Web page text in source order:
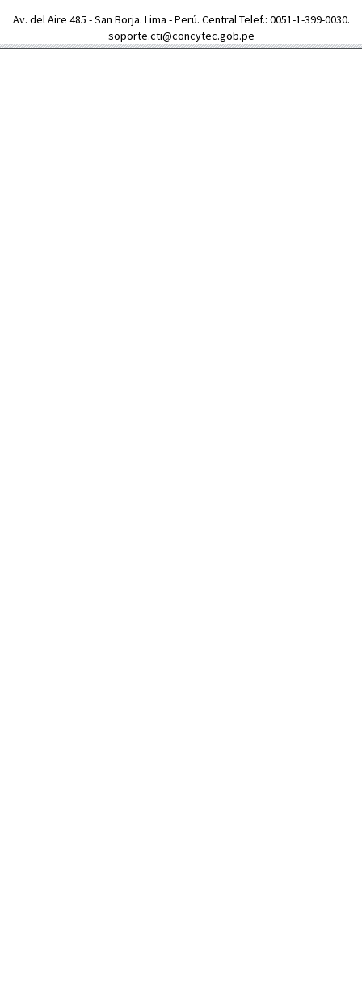
Av. del Aire 485 - San Borja. Lima - Perú. Central Telef.: 0051-1-399-0030.
soporte.cti@concytec.gob.pe